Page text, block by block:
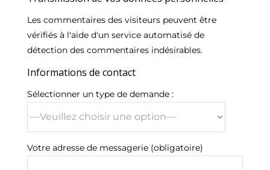
Les commentaires des visiteurs peuvent être
vérifiés à l'aide d'un service automatisé de
détection des commentaires indésirables.
Informations de contact
Sélectionner un type de demande :
Votre adresse de messagerie (obligatoire)